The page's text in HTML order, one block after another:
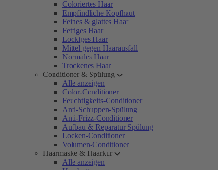
Coloriertes Haar
Empfindliche Kopfhaut
Feines & glattes Haar
Fettiges Haar
Lockiges Haar
Mittel gegen Haarausfall
Normales Haar
Trockenes Haar
Conditioner & Spülung
Alle anzeigen
Color-Conditioner
Feuchtigkeits-Conditioner
Anti-Schuppen-Spülung
Anti-Frizz-Conditioner
Aufbau & Reparatur Spülung
Locken-Conditioner
Volumen-Conditioner
Haarmaske & Haarkur
Alle anzeigen